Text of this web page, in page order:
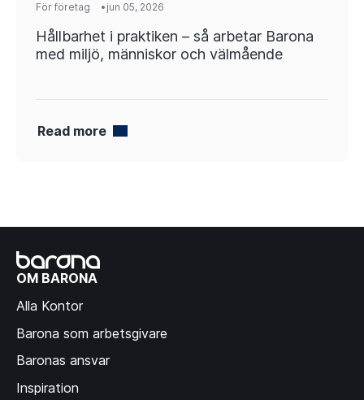
För företag jun 05, 2026
Hållbarhet i praktiken – så arbetar Barona
med miljö, männi­skor och välmående
Read more
OM BARONA
Alla Kontor
Barona som arbetsgivare
Baronas ansvar
Inspiration